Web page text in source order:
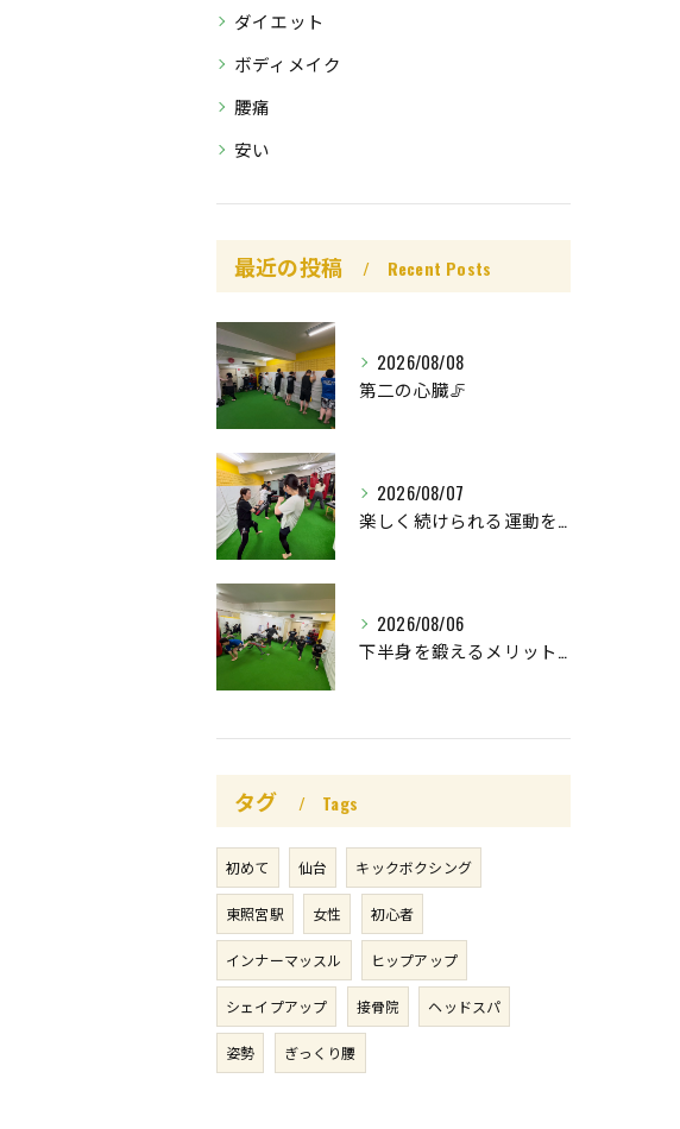
ダイエット
ボディメイク
腰痛
安い
最近の投稿 Recent Posts
2026/08/08
第二の心臓🦵
2026/08/07
楽しく続けられる運動を😊
2026/08/06
下半身を鍛えるメリットはたくさん🤩
タグ Tags
初めて 仙台 キックボクシング
東照宮駅 女性 初心者
インナーマッスル ヒップアップ
シェイプアップ 接骨院 ヘッドスパ
姿勢 ぎっくり腰